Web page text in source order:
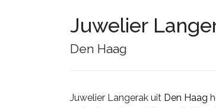
Juwelier
Den Haag
Juwelier Langerak uit Den Haag